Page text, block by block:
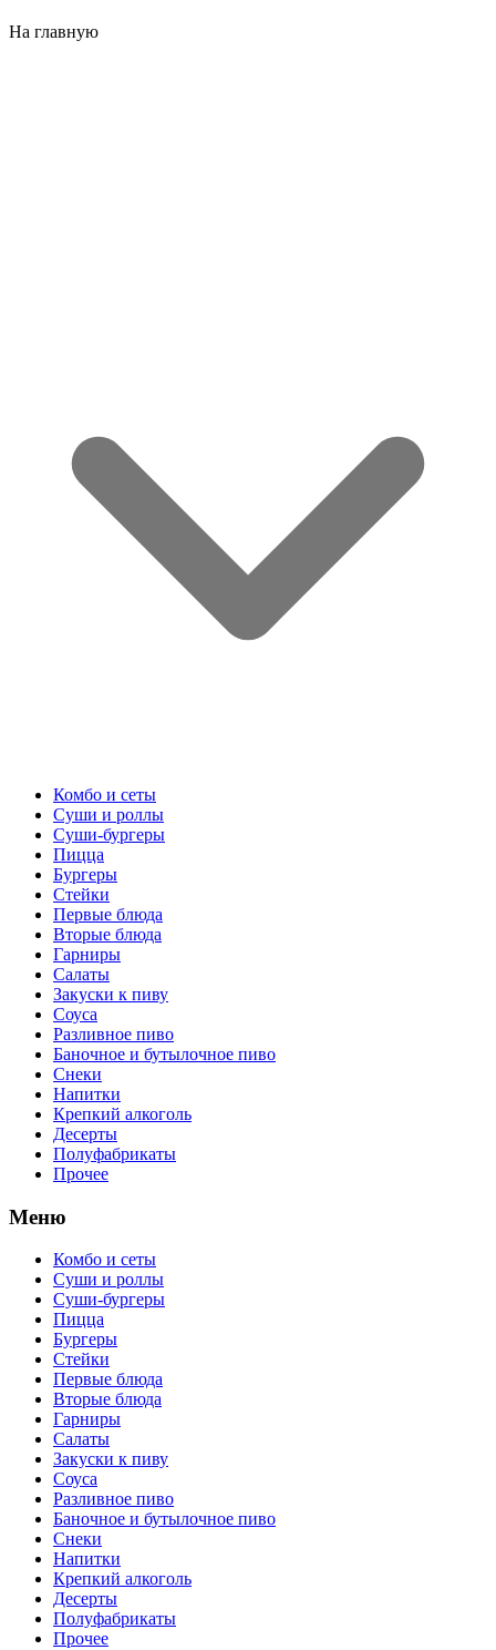
На главную
Комбо и сеты
Суши и роллы
Суши-бургеры
Пицца
Бургеры
Стейки
Первые блюда
Вторые блюда
Гарниры
Салаты
Закуски к пиву
Соуса
Разливное пиво
Баночное и бутылочное пиво
Снеки
Напитки
Крепкий алкоголь
Десерты
Полуфабрикаты
Прочее
Меню
Комбо и сеты
Суши и роллы
Суши-бургеры
Пицца
Бургеры
Стейки
Первые блюда
Вторые блюда
Гарниры
Салаты
Закуски к пиву
Соуса
Разливное пиво
Баночное и бутылочное пиво
Снеки
Напитки
Крепкий алкоголь
Десерты
Полуфабрикаты
Прочее